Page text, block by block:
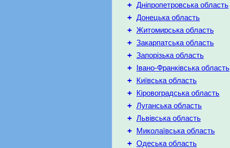
+ Дніпропетровська область
+ Донецька область
+ Житомирська область
+ Закарпатська область
+ Запорізька область
+ Івано-Франківська область
+ Київська область
+ Кіровоградська область
+ Луганська область
+ Львівська область
+ Миколаївська область
+ Одеська область